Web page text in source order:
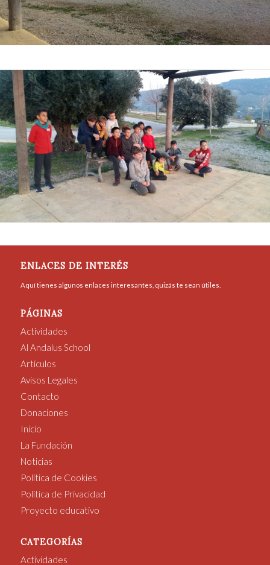
ENLACES DE INTERÉS
Aquí tienes algunos enlaces interesantes, quizás te sean útiles.
PÁGINAS
Actividades
Al Andalus School
Artículos
Avisos Legales
Contacto
Donaciones
Inicio
La Fundación
Noticias
Política de Cookies
Política de Privacidad
Proyecto educativo
CATEGORÍAS
Actividades